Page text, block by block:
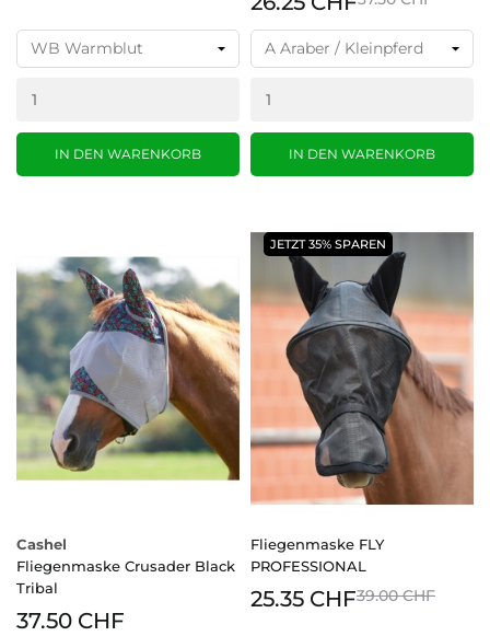
IN DEN WARENKORB IN DEN WARENKORB
Cashel
Fliegenmaske Crusader Black
Tribal
37.50 CHF
Fliegenmaske FLY
PROFESSIONAL
25.35 CHF39.00 CHF
JETZT 35% SPAREN